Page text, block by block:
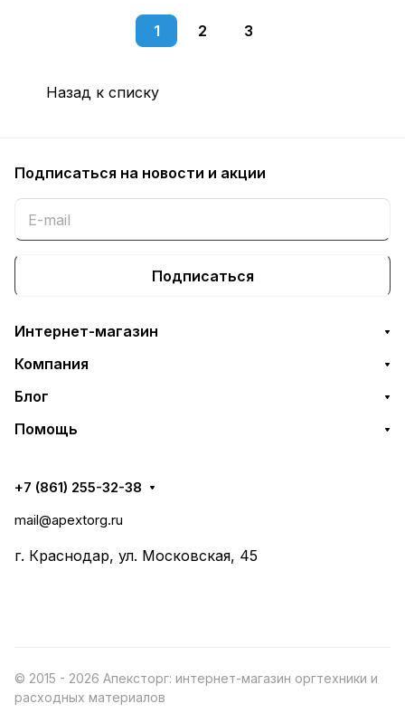
1 2 3
Назад к списку
Подписаться на новости и акции
Подписаться
Интернет-магазин
Компания
Блог
Помощь
+7 (861) 255-32-38
mail@apextorg.ru
г. Краснодар, ул. Московская, 45
© 2015 - 2026 Апексторг: интернет-магазин оргтехники и
расходных материалов